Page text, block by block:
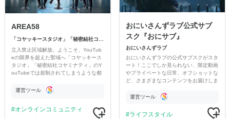
AREA58
「コヤッキースタジオ」「秘密結社コヤミナティ」
立入禁止区域解放。ようこそ、YouTub
eの限界を超えた聖域へ「コヤッキース
タジオ」「秘密結社コヤミナティ」のY
ouTubeでは規制されてしまうような都
公開。
運営ツール
オンラインコミュニティ
おにいさんずラブ公式サブ
スク『おにサブ』
おにいさんずラブ
おにいさんずラブの公式サブスクがスタ
ート！ここでしか見られない、限定動画
やプライベートな日常、オフショットな
ど、さまざまなコンテンツをお届けしま
運営ツール
ライフスタイル